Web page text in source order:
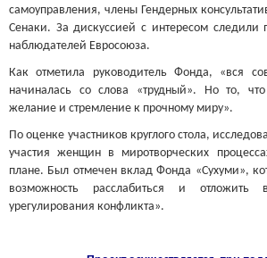
самоуправления, члены Гендерных
Сенаки. За дискуссией с интересом следили
наблюдателей Евросоюза.
Как отметила руководитель Фонда, «вся
начиналась со слова «трудный». Но то,
желание и стремление к прочному миру».
По оценке участников круглого стола,
участия женщин в миротворческих
плане. Был отмечен вклад Фонда «Сухуми»,
возможность расслабиться и отложить
урегулирования конфликта».